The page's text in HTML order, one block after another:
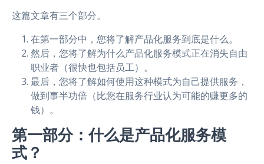
这篇文章有三个部分。
在第一部分中，您将了解产品化服务到底是什么。
然后，您将了解为什么产品化服务模式正在消失自由
职业者（很快也包括员工）。
最后，您将了解如何使用这种模式为自己提供服务，
做到事半功倍（比您在服务行业认为可能的赚更多的
钱）。
第一部分：什么是产品化服务模
式？